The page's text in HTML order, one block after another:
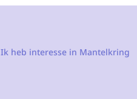
Ik heb interesse in Mantelkring